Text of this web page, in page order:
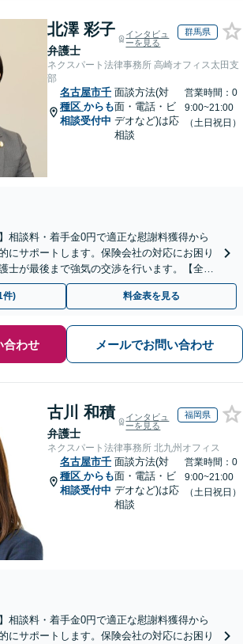
北澤 彩子
弁護士
インタビュ
ーを見る
群馬県
ネクスパート法律事務所 高崎オフィス太田支
部
名古屋市千
種区 からも
相談受付中
面談方法(対
面・電話・ビ
デオなど)は応
相談
営業時間：0
9:00~21:00
（土日祝日）
相談料・着手金0円で適正な慰謝料獲得から
にサポートします。保険会社の対応にお困り
士が最後まで強気の交渉を行います。【全国
ください。
件) 料金表を見る
合わせ メールでお問い合わせ
古川 和積
弁護士
インタビュ
ーを見る
福岡県
ネクスパート法律事務所 北九州オフィス
名古屋市千
種区 からも
相談受付中
面談方法(対
面・電話・ビ
デオなど)は応
相談
営業時間：0
9:00~21:00
（土日祝日）
相談料・着手金0円で適正な慰謝料獲得から
にサポートします。保険会社の対応にお困り